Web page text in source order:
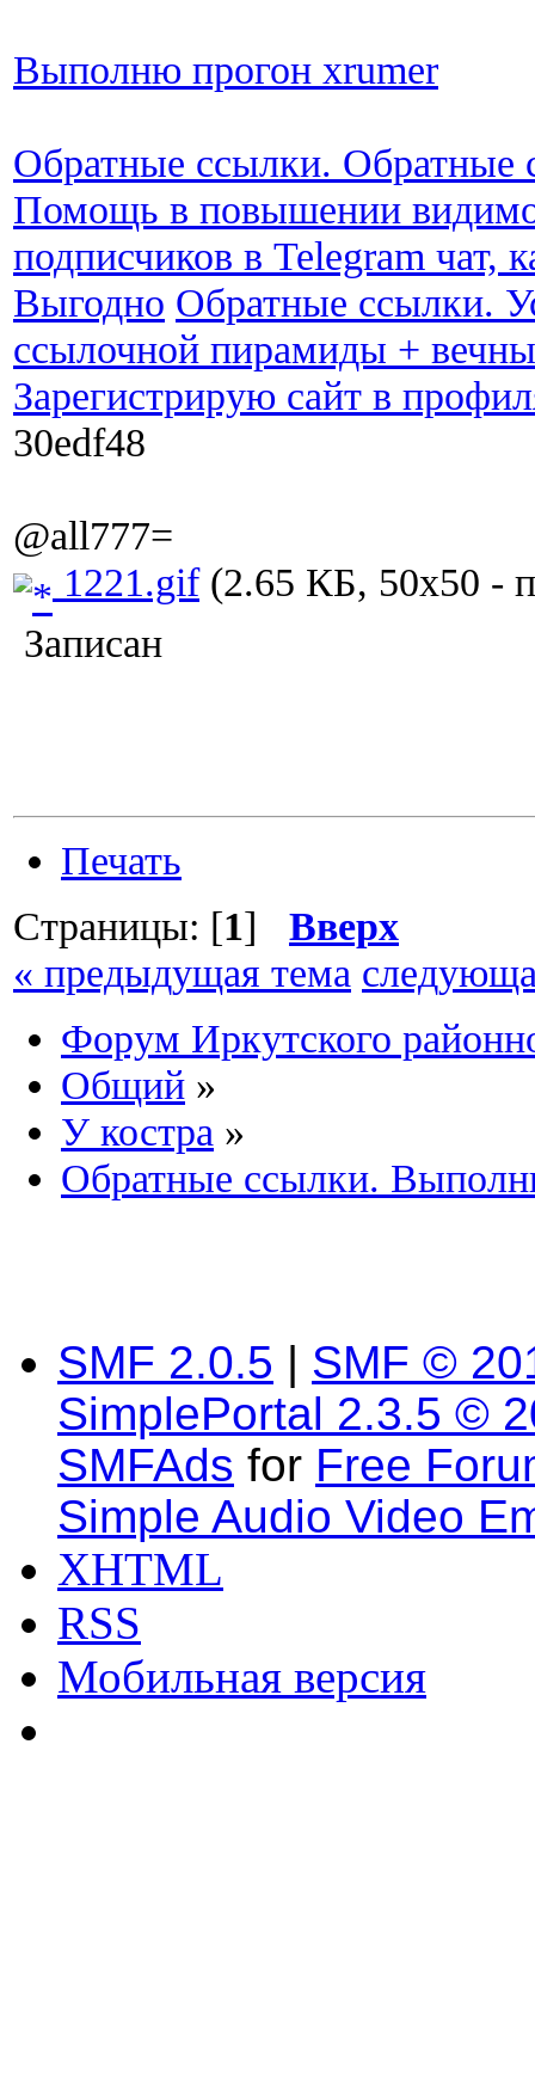
Выполню прогон xrumer
Обратные ссылки. Обратные
Помощь в повышении
подписчиков в Telegram чат,
Выгодно Обратные ссылки.
ссылочной пирамиды +
Зарегистрирую сайт в
30edf48
@all777=
1221.gif(2.65 КБ, 50x50 -
Записан
Печать
Страницы: [1] Вверх
« предыдущая тема
Форум Иркутского
Общий »
У костра »
Обратные ссылки.
SMF 2.0.5 | SMF ©
SimplePortal 2.3.5 ©
SMFAds for Free
Simple Audio Video
XHTML
RSS
Мобильная версия